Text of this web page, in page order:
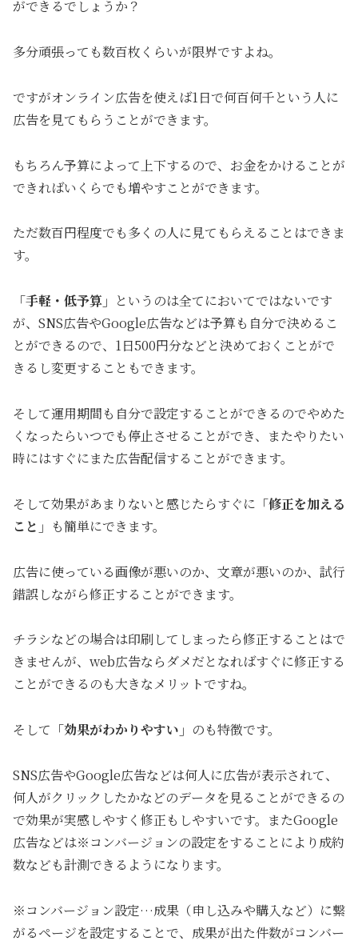
ができるでしょうか？
多分頑張っても数百枚くらいが限界ですよね。
ですがオンライン広告を使えば1日で何百何千という人に
広告を見てもらうことができます。
もちろん予算によって上下するので、お金をかけることが
できればいくらでも増やすことができます。
ただ数百円程度でも多くの人に見てもらえることはできま
す。
「手軽・低予算」 というのは全てにおいてではないです
が、SNS広告やGoogle広告などは予算も自分で決めるこ
とができるので、1日500円分などと決めておくことがで
きるし変更することもできます。
そして運用期間も自分で設定することができるのでやめた
くなったらいつでも停止させることができ、またやりたい
時にはすぐにまた広告配信することができます。
そして効果があまりないと感じたらすぐに 「修正を加える
こと 」 も簡単にできます。
広告に使っている画像が悪いのか、文章が悪いのか、試行
錯誤しながら修正することができます。
チラシなどの場合は印刷してしまったら修正することはで
きませんが、web広告ならダメだとなればすぐに修正する
ことができるのも大きなメリットですね。
そして 「効果がわかりやすい」 のも特徴です。
SNS広告やGoogle広告などは何人に広告が表示されて、
何人がクリックしたかなどのデータを見ることができるの
で効果が実感しやすく修正もしやすいです。またGoogle
広告などは※コンバージョンの設定をすることにより成約
数なども計測できるようになります。
※コンバージョン設定…成果（申し込みや購入など）に繋
がるページを設定することで、成果が出た件数がコンバー